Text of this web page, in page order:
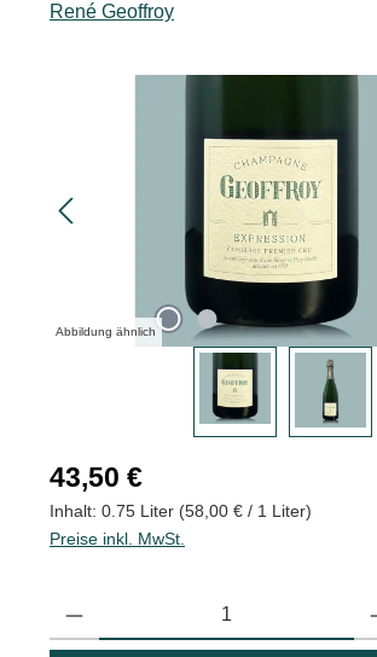
René Geoffroy
Bildergalerie überspringen
Abbildung ähnlich
Regulärer Preis:
43,50 €
Inhalt: 0.75 Liter (58,00 € / 1 Liter)
Preise inkl. MwSt.
Produkt Anzahl: Gib den gewünschten